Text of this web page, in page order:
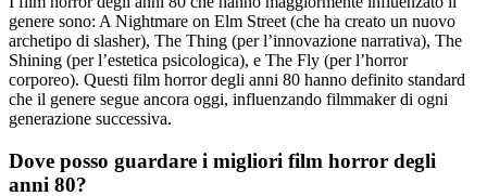
genere sono: A Nightmare on Elm Street (che ha creato un nuovo
archetipo di slasher), The Thing (per l’innovazione narrativa), The
Shining (per l’estetica psicologica), e The Fly (per l’horror
corporeo). Questi film horror degli anni 80 hanno definito standard
che il genere segue ancora oggi, influenzando filmmaker di ogni
generazione successiva.
Dove posso guardare i migliori film horror degli
anni 80?